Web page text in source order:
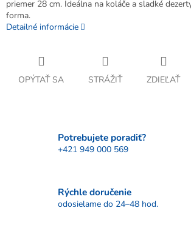
priemer 28 cm. Ideálna na koláče a sladké
forma.
Detailné informácie
OPÝTAŤ SA STRÁŽIŤ ZDIEĽAŤ
Potrebujete poradiť?
+421 949 000 569
Rýchle doručenie
odosielame do 24–48 hod.